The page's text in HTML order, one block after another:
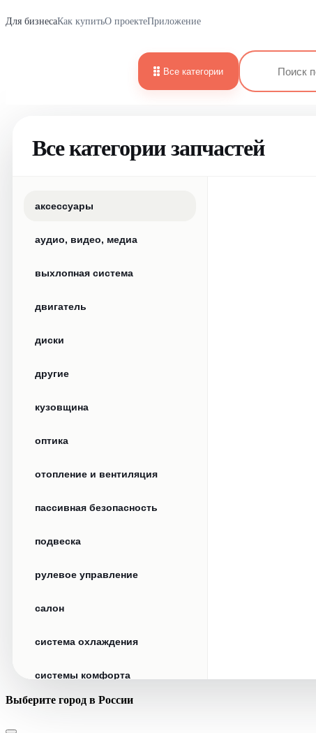
Для бизнесаКак купитьО проектеПриложение
Все категории
Все категории запчастей
аксессуары
аудио, видео, медиа
выхлопная система
двигатель
диски
другие
кузовщина
оптика
отопление и вентиляция
пассивная безопасность
подвеска
рулевое управление
салон
система охлаждения
системы комфорта
стекла
Выберите город в России